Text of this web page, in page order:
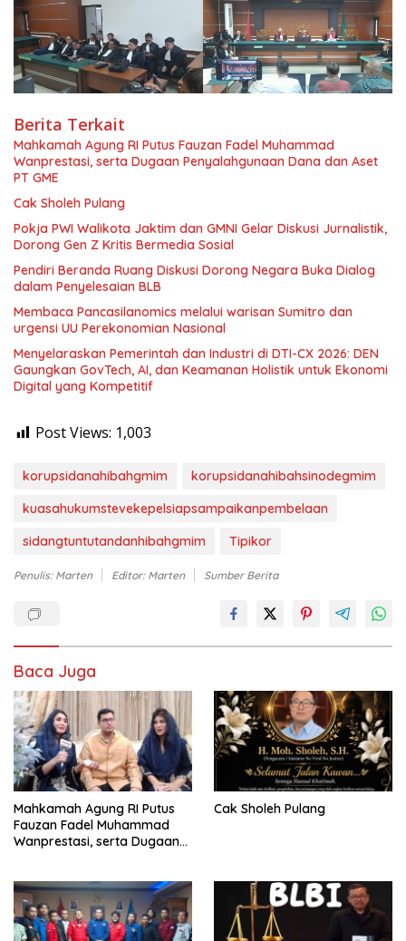
Berita Terkait
Mahkamah Agung RI Putus Fauzan Fadel Muhammad
Wanprestasi, serta Dugaan Penyalahgunaan Dana dan Aset
PT GME
Cak Sholeh Pulang
Pokja PWI Walikota Jaktim dan GMNI Gelar Diskusi Jurnalistik,
Dorong Gen Z Kritis Bermedia Sosial
Pendiri Beranda Ruang Diskusi Dorong Negara Buka Dialog
dalam Penyelesaian BLB
Membaca Pancasilanomics melalui warisan Sumitro dan
urgensi UU Perekonomian Nasional
Menyelaraskan Pemerintah dan Industri di DTI-CX 2026: DEN
Gaungkan GovTech, AI, dan Keamanan Holistik untuk Ekonomi
Digital yang Kompetitif
Post Views: 1,003
korupsidanahibahgmim
korupsidanahibahsinodegmim
kuasahukumstevekepelsiapsampaikanpembelaan
sidangtuntutandanhibahgmim
Tipikor
Penulis: Marten Editor: Marten Sumber Berita
Baca Juga
Mahkamah Agung RI Putus
Fauzan Fadel Muhammad
Wanprestasi, serta Dugaan
Cak Sholeh Pulang